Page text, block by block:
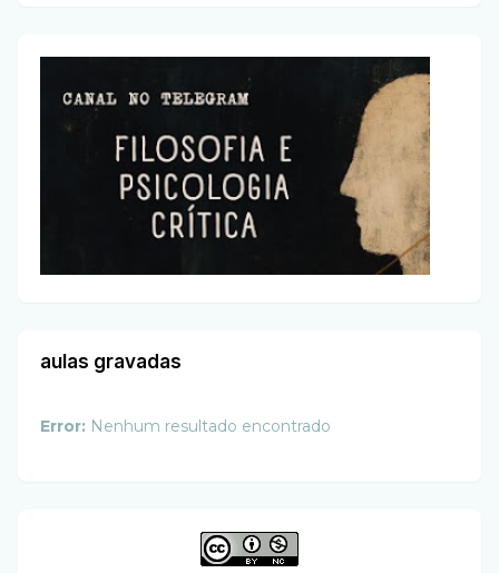
aulas gravadas
Error: Nenhum resultado encontrado